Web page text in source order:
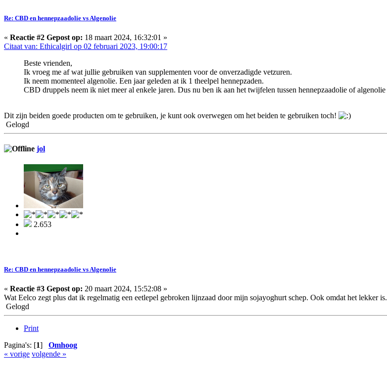
Re: CBD en hennepzaadolie vs Algenolie
« Reactie #2 Gepost op: 18 maart 2024, 16:32:01 »
Citaat van: Ethicalgirl op 02 februari 2023, 19:00:17
Beste vrienden,
Ik vroeg me af wat jullie gebruiken van supplementen voor de onverzadigde vetzuren.
Ik neem momenteel algenolie. Een jaar geleden at ik 1 theelpel hennepzaden.
CBD druppels neem ik niet meer al enkele jaren. Dus nu ben ik aan het twijfelen tussen hennepzaadolie of algenolie
Dit zijn beiden goede producten om te gebruiken, je kunt ook overwegen om het beiden te gebruiken toch!
Gelogd
jol
2.653
Re: CBD en hennepzaadolie vs Algenolie
« Reactie #3 Gepost op: 20 maart 2024, 15:52:08 »
Wat Eelco zegt plus dat ik regelmatig een eetlepel gebroken lijnzaad door mijn sojayoghurt schep. Ook omdat het lekker is.
Gelogd
Print
Pagina's: [1] Omhoog
« vorige volgende »